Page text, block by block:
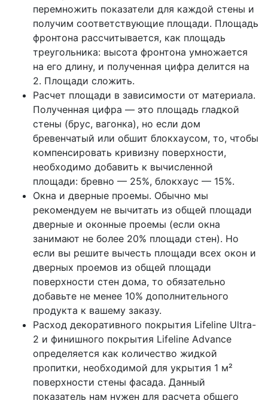
перемножить показатели для каждой стены и
получим соответствующие площади. Площадь
фронтона рассчитывается, как площадь
треугольника: высота фронтона умножается
на его длину, и полученная цифра делится на
2. Площади сложить.
Расчет площади в зависимости от материала.
Полученная цифра — это площадь гладкой
стены (брус, вагонка), но если дом
бревенчатый или обшит блокхаусом, то, чтобы
компенсировать кривизну поверхности,
необходимо добавить к вычисленной
площади: бревно — 25%, блокхаус — 15%.
Окна и дверные проемы. Обычно мы
рекомендуем не вычитать из общей площади
дверные и оконные проемы (если окна
занимают не более 20% площади стен). Но
если вы решите вычесть площади всех окон и
дверных проемов из общей площади
поверхности стен дома, то обязательно
добавьте не менее 10% дополнительного
продукта к вашему заказу.
Расход декоративного покрытия Lifeline Ultra-
2 и финишного покрытия Lifeline Advance
определяется как количество жидкой
пропитки, необходимой для укрытия 1 м²
поверхности стены фасада. Данный
показатель нам нyжен для расчета общего